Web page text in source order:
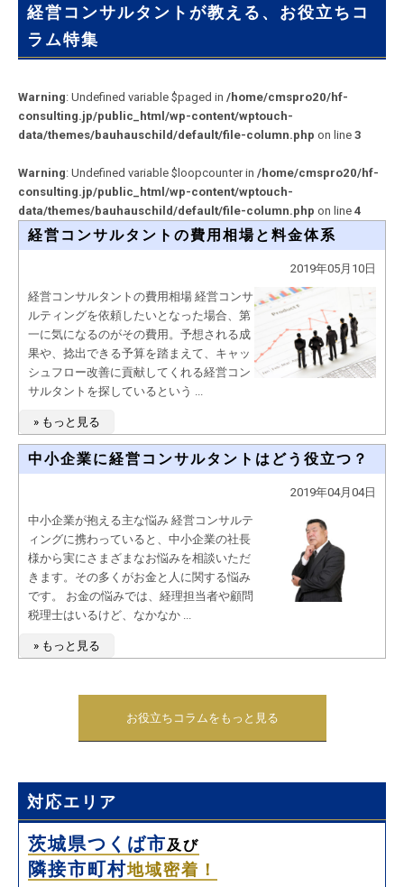
経営コンサルタントが教える、お役立ちコ
ラム特集
Warning: Undefined variable $paged in /home/cmspro20/hf-
consulting.jp/public_html/wp-content/wptouch-
data/themes/bauhauschild/default/file-column.php on line 3
Warning: Undefined variable $loopcounter in /home/cmspro20/hf-
consulting.jp/public_html/wp-content/wptouch-
data/themes/bauhauschild/default/file-column.php on line 4
経営コンサルタントの費用相場と料金体系
2019年05月10日
経営コンサルタントの費用相場 経営コンサ
ルティングを依頼したいとなった場合、第
一に気になるのがその費用。予想される成
果や、捻出できる予算を踏まえて、キャッ
シュフロー改善に貢献してくれる経営コン
サルタントを探しているという ...
» もっと見る
中小企業に経営コンサルタントはどう役立つ？
2019年04月04日
中小企業が抱える主な悩み 経営コンサルテ
ィングに携わっていると、中小企業の社長
様から実にさまざまなお悩みを相談いただ
きます。その多くがお金と人に関する悩み
です。 お金の悩みでは、経理担当者や顧問
税理士はいるけど、なかなか ...
» もっと見る
お役立ちコラムをもっと見る
対応エリア
茨城県つくば市及び
隣接市町村地域密着！